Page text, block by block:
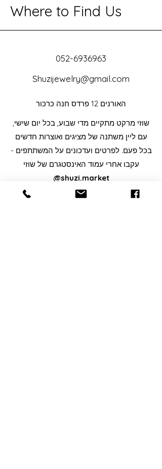
Where to Find Us
052-6936963
Shuzijewelry@gmail.com
האורנים 12 פרדס חנה כרכור
שוזי מרקט מתקיים מדי שבוע, בכל יום שישי,
עם ליין משתנה של מציגים ואוצרות חדשים
בכל פעם. לפרטים ועדכונים על המשתתפים -
עקבו אחרי עמוד האינסטגרם של שוזי
@shuzi.market